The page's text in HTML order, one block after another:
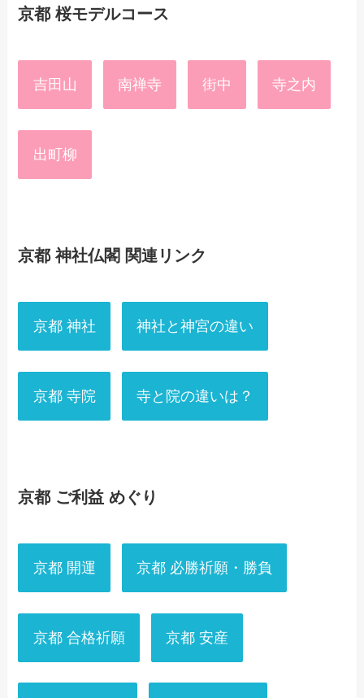
京都 桜モデルコース
吉田山 南禅寺 街中 寺之内
出町柳
京都 神社仏閣 関連リンク
京都 神社 神社と神宮の違い
京都 寺院 寺と院の違いは？
京都 ご利益 めぐり
京都 開運 京都 必勝祈願・勝負
京都 合格祈願 京都 安産